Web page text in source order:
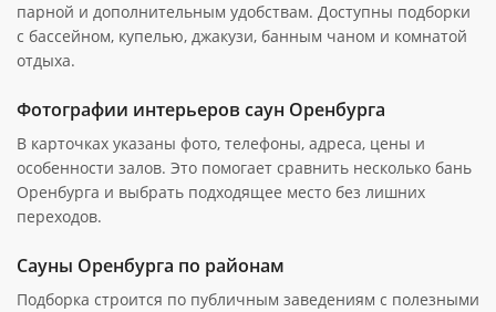
парной и дополнительным удобствам. Доступны подборки
с бассейном, купелью, джакузи, банным чаном и комнатой
отдыха.
Фотографии интерьеров саун Оренбурга
В карточках указаны фото, телефоны, адреса, цены и
особенности залов. Это помогает сравнить несколько бань
Оренбурга и выбрать подходящее место без лишних
переходов.
Сауны Оренбурга по районам
Подборка строится по публичным заведениям с полезными